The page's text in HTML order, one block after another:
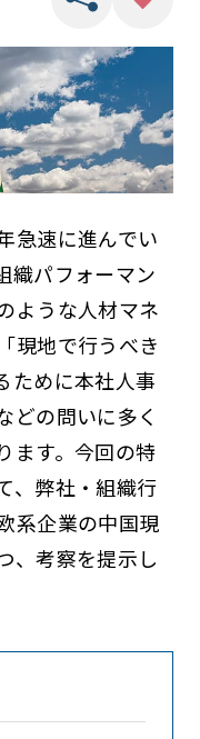
急速に進んでい
織パフォーマン
ような人材マネ
現地で行うべき
ために本社人事
どの問いに多く
ます。今回の特
、弊社・組織行
系企業の中国現
、考察を提示し